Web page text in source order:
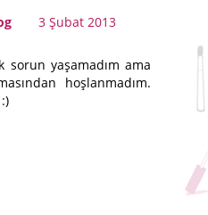
3 Şubat 2013
sorun yaşamadım ama
hoşlanmadım.